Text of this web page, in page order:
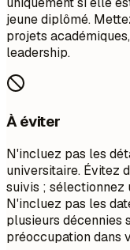
jeune diplômé.
projets
leadership.
À éviter
N'incluez pas les
universitaire. Évitez
suivis ; sélectionnez
N'incluez pas les
plusieurs décennies
préoccupation dans